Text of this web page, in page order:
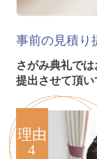
事前の見積り
さがみ典礼で
提出させて頂い
理由
4